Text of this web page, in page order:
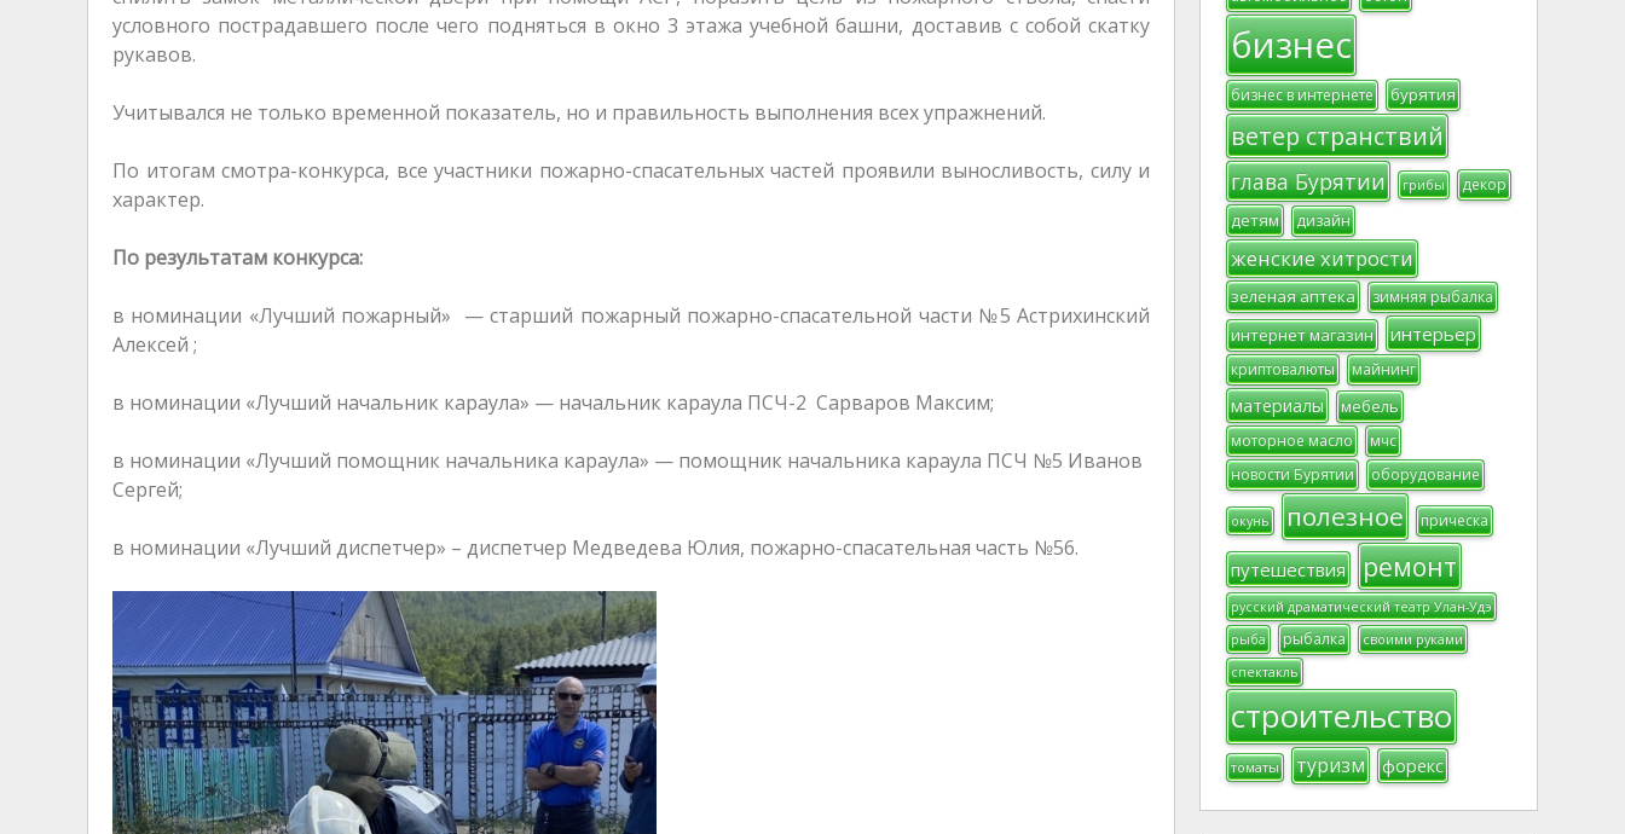
условного пострадавшего после чего подняться в окно 3 этажа учебной башни, доставив с собой скатку
рукавов.
Учитывался не только временной показатель, но и правильность выполнения всех упражнений.
По итогам смотра-конкурса, все участники пожарно-спасательных частей проявили выносливость, силу и
характер.
По результатам конкурса:
в номинации «Лучший пожарный» — старший пожарный пожарно-спасательной части №5 Астрихинский
Алексей ;
в номинации «Лучший начальник караула» — начальник караула ПСЧ-2 Сарваров Максим;
в номинации «Лучший помощник начальника караула» — помощник начальника караула ПСЧ №5 Иванов
Сергей;
в номинации «Лучший диспетчер» – диспетчер Медведева Юлия, пожарно-спасательная часть №56.
бизнес
бизнес в интернете бурятия
ветер странствий
глава Бурятии грибы декор
детям дизайн
женские хитрости
зеленая аптека зимняя рыбалка
интернет магазин интерьер
криптовалюты майнинг
материалы мебель
моторное масло
мчс
новости Бурятии
оборудование
окунь полезное прическа
путешествия ремонт
русский драматический театр Улан-Удэ
рыба
рыбалка
своими руками
спектакль
строительство
томаты туризм форекс